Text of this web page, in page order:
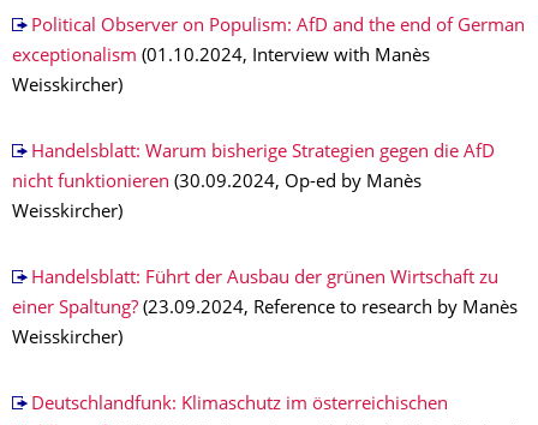
Political Observer on Populism: AfD and the end of German
exceptionalism (01.10.2024, Interview with Manès
Weisskircher)
Handelsblatt: Warum bisherige Strategien gegen die AfD
nicht funktionieren (30.09.2024, Op-ed by Manès
Weisskircher)
Handelsblatt: Führt der Ausbau der grünen Wirtschaft zu
einer Spaltung? (23.09.2024, Reference to research by Manès
Weisskircher)
Deutschlandfunk: Klimaschutz im österreichischen